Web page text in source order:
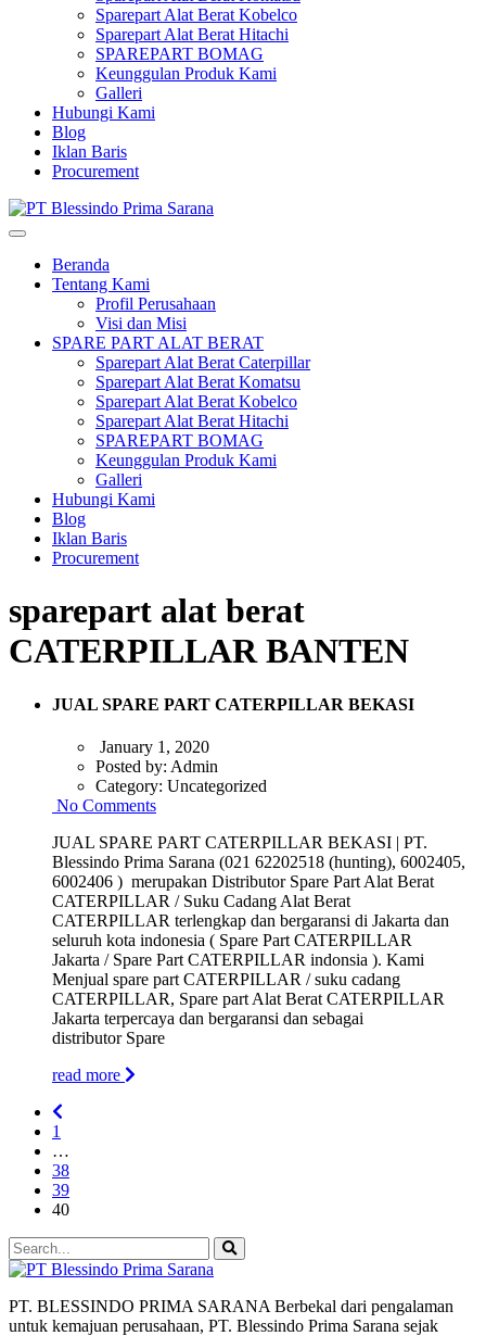
Sparepart Alat Berat Kobelco
Sparepart Alat Berat Hitachi
SPAREPART BOMAG
Keunggulan Produk Kami
Galleri
Hubungi Kami
Blog
Iklan Baris
Procurement
Beranda
Tentang Kami
Profil Perusahaan
Visi dan Misi
SPARE PART ALAT BERAT
Sparepart Alat Berat Caterpillar
Sparepart Alat Berat Komatsu
Sparepart Alat Berat Kobelco
Sparepart Alat Berat Hitachi
SPAREPART BOMAG
Keunggulan Produk Kami
Galleri
Hubungi Kami
Blog
Iklan Baris
Procurement
sparepart alat berat
CATERPILLAR BANTEN
JUAL SPARE PART CATERPILLAR BEKASI
January 1, 2020
Posted by: Admin
Category: Uncategorized
No Comments
JUAL SPARE PART CATERPILLAR BEKASI | PT.
Blessindo Prima Sarana (021 62202518 (hunting), 6002405,
6002406 ) merupakan Distributor Spare Part Alat Berat
CATERPILLAR / Suku Cadang Alat Berat
CATERPILLAR terlengkap dan bergaransi di Jakarta dan
seluruh kota indonesia ( Spare Part CATERPILLAR
Jakarta / Spare Part CATERPILLAR indonsia ). Kami
Menjual spare part CATERPILLAR / suku cadang
CATERPILLAR, Spare part Alat Berat CATERPILLAR
Jakarta terpercaya dan bergaransi dan sebagai
distributor Spare
read more
1
…
38
39
40
PT. BLESSINDO PRIMA SARANA Berbekal dari pengalaman
untuk kemajuan perusahaan, PT. Blessindo Prima Sarana sejak